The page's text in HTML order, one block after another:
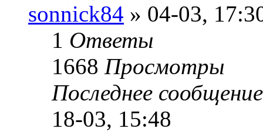
sonnick84 » 04-03,
1 Ответы
1668 Просмотры
Последнее
18-03, 15:48